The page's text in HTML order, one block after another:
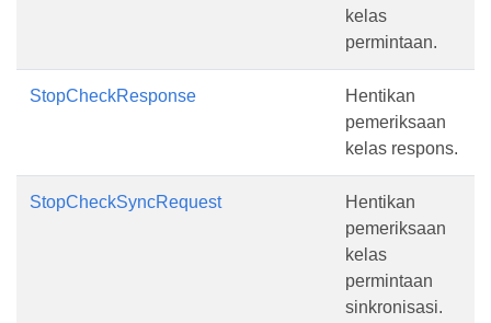
kelas
permintaan.
StopCheckResponse
Hentikan
pemeriksaan
kelas respons.
StopCheckSyncRequest
Hentikan
pemeriksaan
kelas
permintaan
sinkronisasi.